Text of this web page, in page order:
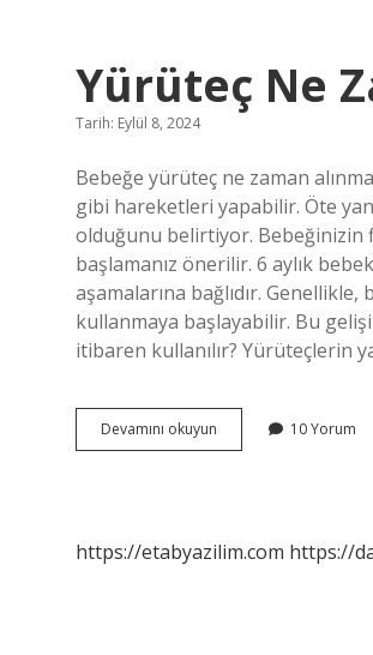
Yürüteç Ne
Tarih: Eylül 8, 2024
Bebeğe yürüteç ne zaman
gibi hareketleri yapabilir. Öte
olduğunu belirtiyor. Bebeğinizin
başlamanız önerilir. 6 aylık
aşamalarına bağlıdır.
kullanmaya başlayabilir. Bu
itibaren kullanılır? Yürüteçlerin
Devamını okuyun
Ne
10 Yorum
https://etabyazilim.com https://